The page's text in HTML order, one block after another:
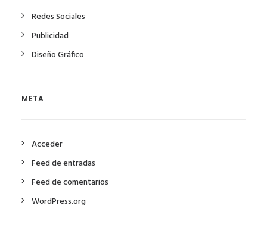
Redes Sociales
Publicidad
Diseño Gráfico
META
Acceder
Feed de entradas
Feed de comentarios
WordPress.org